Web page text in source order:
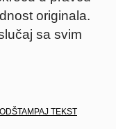
originala.
sa svim
ODŠTAMPAJ TEKST